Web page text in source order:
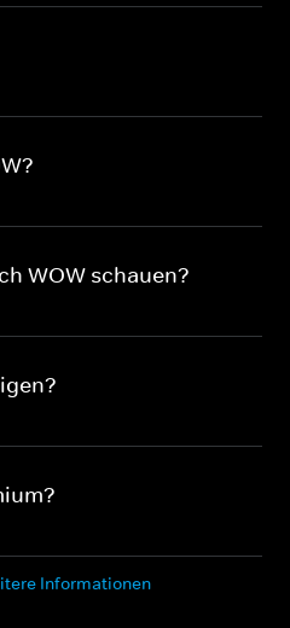
WOW schauen?
Informationen